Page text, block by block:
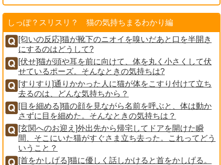
しっぽ？スリスリ？ 猫の気持ちまるわかり編
[匂いの反応]猫が靴下のニオイを嗅いだあと口を半開き
にするのはどうして?
[伏せ]猫が頭や耳を前に向けて、体を丸く小さくして伏
せているポーズ。そんなときの気持ちは?
[すりすり]通りかかった人に猫が体をこすり付けて立ち
去るのは、どんな気持ちから？
[目を細める]猫の顔を見ながら名前を呼ぶと、体は動か
さずに目を細めた。そんなときの気持ちは？
[玄関へのお迎え]外出先から帰宅してドアを開けた瞬
間、そこにいた猫がすぐさま立ち去った。これってどう
いうこと？
[首をかしげる]猫に優しく話しかけると首をかしげる。